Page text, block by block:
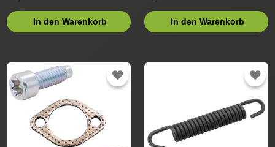
In den Warenkorb In den Warenkorb